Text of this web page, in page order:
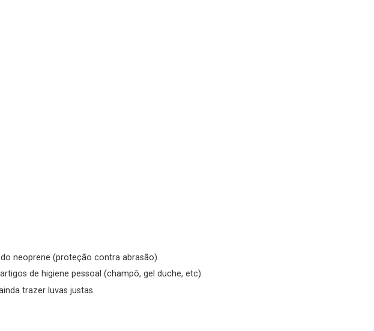
neoprene (proteção contra abrasão).
de higiene pessoal (champô, gel duche, etc).
trazer luvas justas.